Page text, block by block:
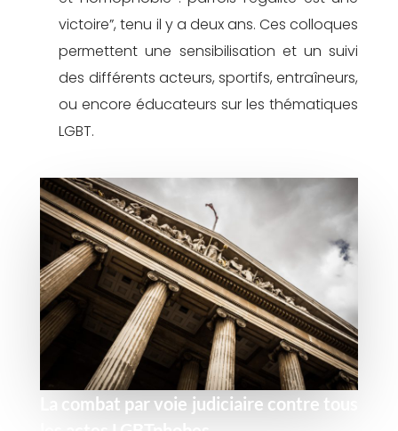
victoire”, tenu il y a deux ans. Ces colloques
permettent une sensibilisation et un suivi
des différents acteurs, sportifs, entraîneurs,
ou encore éducateurs sur les thématiques
LGBT.
La combat par voie judiciaire contre tous